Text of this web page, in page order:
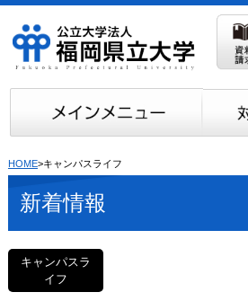
HOME>キャンパスライフ
新着情報
キャンパスラ
イフ